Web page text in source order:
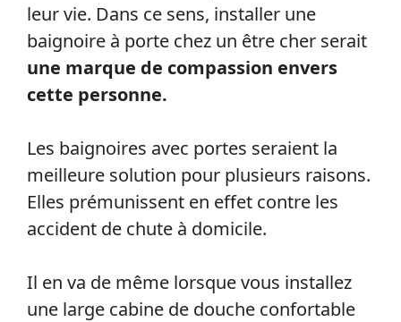
leur vie. Dans ce sens, installer une
baignoire à porte chez un être cher serait
une marque de compassion envers
cette personne.
Les baignoires avec portes seraient la
meilleure solution pour plusieurs raisons.
Elles prémunissent en effet contre les
accident de chute à domicile.
Il en va de même lorsque vous installez
une large cabine de douche confortable